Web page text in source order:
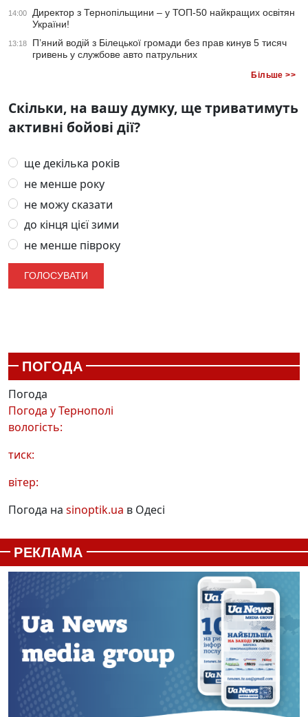
14:00
Директор з Тернопільщини – у ТОП-50 найкращих освітян
України!
13:18
П’яний водій з Білецької громади без прав кинув 5 тисяч
гривень у службове авто патрульних
Більше >>
Скільки, на вашу думку, ще триватимуть
активні бойові дії?
ще декілька років
не менше року
не можу сказати
до кінця цієї зими
не менше півроку
ПОГОДА
Погода
Погода уТернополі
вологість:
тиск:
вітер:
Погода на sinoptik.ua в Одесі
РЕКЛАМА